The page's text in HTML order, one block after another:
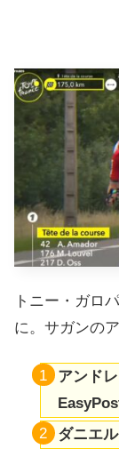
トニー・ガロ
に。サガンの
アンド
ダニエ